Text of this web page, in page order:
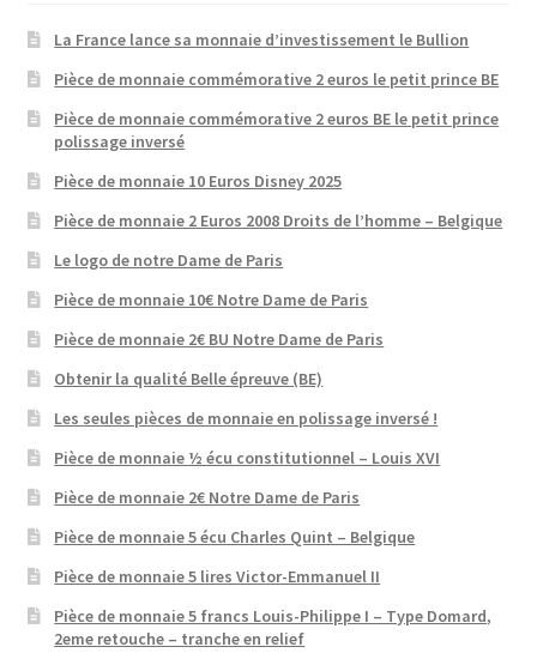
La France lance sa monnaie d’investissement le Bullion
Pièce de monnaie commémorative 2 euros le petit prince BE
Pièce de monnaie commémorative 2 euros BE le petit prince
polissage inversé
Pièce de monnaie 10 Euros Disney 2025
Pièce de monnaie 2 Euros 2008 Droits de l’homme – Belgique
Le logo de notre Dame de Paris
Pièce de monnaie 10€ Notre Dame de Paris
Pièce de monnaie 2€ BU Notre Dame de Paris
Obtenir la qualité Belle épreuve (BE)
Les seules pièces de monnaie en polissage inversé !
Pièce de monnaie ½ écu constitutionnel – Louis XVI
Pièce de monnaie 2€ Notre Dame de Paris
Pièce de monnaie 5 écu Charles Quint – Belgique
Pièce de monnaie 5 lires Victor-Emmanuel II
Pièce de monnaie 5 francs Louis-Philippe I – Type Domard,
2eme retouche – tranche en relief